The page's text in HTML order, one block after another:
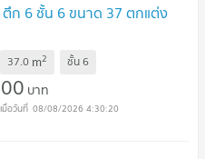
ก 6 ชั้น 6 ขนาด 37 ตกแต่ง
37.0 m2 ชั้น6
บาท
08/08/2026 4:30:20